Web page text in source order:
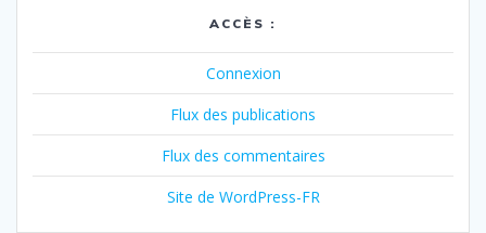
ACCÈS :
Connexion
Flux des publications
Flux des commentaires
Site de WordPress-FR